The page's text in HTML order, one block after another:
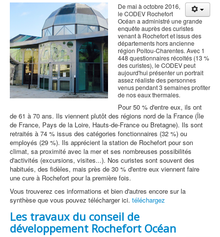
De mai à octobre 2016,
le CODEV Rochefort
Océan a administré une grande
enquête auprès des curistes
venant à Rochefort et issus des
départements hors ancienne
région Poitou-Charentes. Avec 1
448 questionnaires récoltés (13 %
des curistes), le CODEV peut
aujourd'hui présenter un portrait
assez réaliste des personnes
venus pendant 3 semaines profiter
de nos eaux thermales.
Pour 50 % d'entre eux, ils ont
de 61 à 70 ans. Ils viennent plutôt des régions nord de la France (Île
de France, Pays de la Loire, Hauts-de-France ou Bretagne). Ils sont
retraités à 74 % issus des catégories fonctionnaires (32 %) ou
employés (29 %). Ils apprécient la station de Rochefort pour son
climat, sa proximité avec la mer et ses nombreuses possibilités
d'activités (excursions, visites...). Nos curistes sont souvent des
habitués, des fidèles, mais près de 30 % d'entre eux viennent faire
une cure à Rochefort pour la première fois.
Vous trouverez ces informations et bien d'autres encore sur la
synthèse que vous pouvez télécharger ici. téléchargez
Les travaux du conseil de
développement Rochefort Océan